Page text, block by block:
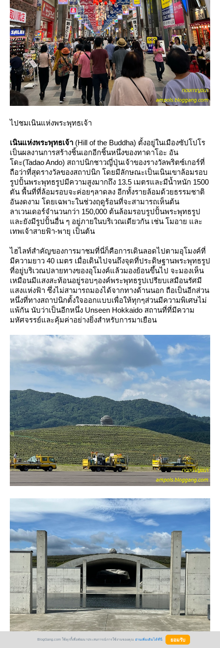
ไปชมเนินแห่งพระพุทธเจ้า
เนินแห่งพระพุทธเจ้า (Hill of the Buddha) ตั้งอยู่ในเมืองซัปโปโร
เป็นผลงานการสร้างชิ้นเอกอีกชิ้นหนึ่งของทาดาโอะ อัน
ดะ(Tadao Ando) สถาปนิกชาวญี่ปุ่นเจ้าของรางวัลพริตซ์เกอร์ที่
ถือว่าที่สุดรางวัลของสถาปนิก โดยมีลักษณะเป็นเนินเขาล้อมรอบ
รูปปั้นพระพุทธรูปมีความสูงมากถึง 13.5 เมตรและมีน้ำหนัก 1500
ตัน พื้นที่ที่ล้อมรอบจะค่อยๆลาดลง อีกทั้งรายล้อมด้วยธรรมชาติ
อันงดงาม โดยเฉพาะในช่วงฤดูร้อนที่จะสามารถเห็นต้น
ลาเวนเดอร์จำนวนกว่า 150,000 ต้นล้อมรอบรูปปั้นพระพุทธรูป
ละยังมีรูปปั้นอื่น ๆ อยู่ภายในบริเวณเดียวกัน เช่น โมอาย และ
เทพเจ้าสายฟ้า-พายุ เป็นต้น
ไฮไลท์สำคัญของการมาชมที่นี่ก็คือการเดินลอดไปตามอุโมงค์ที่
มีความยาว 40 เมตร เมื่อเดินไปจนถึงจุดที่ประดิษฐานพระพุทธรูป
ที่อยู่บริเวณปลายทางของอุโมงค์แล้วมองย้อนขึ้นไป จะมองเห็น
เหมือนมีแสงสะท้อนอยู่รอบๆองค์พระพุทธรูปเปรียบเสมือนรัศมี
สงแห่งฟ้า ซึ่งไม่สามารถมองได้จากทางด้านนอก ถือเป็นอีกส่วน
หนึ่งที่ทางสถาปนิกตั้งใจออกแบบเพื่อให้ทุกๆส่วนมีความพิเศษไม่
พ้กัน นับว่าเป็นอีกหนึ่ง Unseen Hokkaido สถานที่ที่มีความ
มหัศจรรย์และคุ้มค่าอย่างยิ่งสำหรับการมาเยือน
BlogGang.com ใช้คุกกี้เพื่อพัฒนาประสบการณ์การใช้งานของคุณ อ่านเพิ่มเติมได้ที่นี่